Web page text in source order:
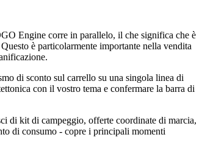
Engine corre in parallelo, il che significa che è
è particolarmente importante nella vendita
di sconto sul carrello su una singola linea di
con il vostro tema e confermare la barra di
di kit di campeggio, offerte coordinate di marcia,
di consumo - copre i principali momenti